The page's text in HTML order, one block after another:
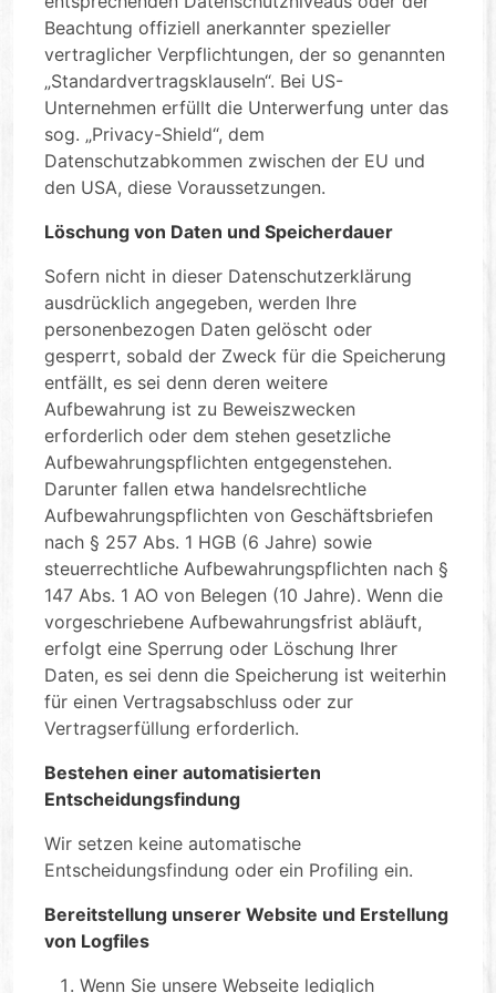
Beachtung offiziell anerkannter spezieller
vertraglicher Verpflichtungen, der so genannten
„Standardvertragsklauseln“. Bei US-
Unternehmen erfüllt die Unterwerfung unter das
sog. „Privacy-Shield“, dem
Datenschutzabkommen zwischen der EU und
den USA, diese Voraussetzungen.
Löschung von Daten und Speicherdauer
Sofern nicht in dieser Datenschutzerklärung
ausdrücklich angegeben, werden Ihre
personenbezogen Daten gelöscht oder
gesperrt, sobald der Zweck für die Speicherung
entfällt, es sei denn deren weitere
Aufbewahrung ist zu Beweiszwecken
erforderlich oder dem stehen gesetzliche
Aufbewahrungspflichten entgegenstehen.
Darunter fallen etwa handelsrechtliche
Aufbewahrungspflichten von Geschäftsbriefen
nach § 257 Abs. 1 HGB (6 Jahre) sowie
steuerrechtliche Aufbewahrungspflichten nach §
147 Abs. 1 AO von Belegen (10 Jahre). Wenn die
vorgeschriebene Aufbewahrungsfrist abläuft,
erfolgt eine Sperrung oder Löschung Ihrer
Daten, es sei denn die Speicherung ist weiterhin
für einen Vertragsabschluss oder zur
Vertragserfüllung erforderlich.
Bestehen einer automatisierten
Entscheidungsfindung
Wir setzen keine automatische
Entscheidungsfindung oder ein Profiling ein.
Bereitstellung unserer Website und Erstellung
von Logfiles
Wenn Sie unsere Webseite lediglich